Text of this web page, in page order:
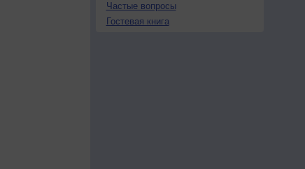
Частые вопросы
Гостевая книга